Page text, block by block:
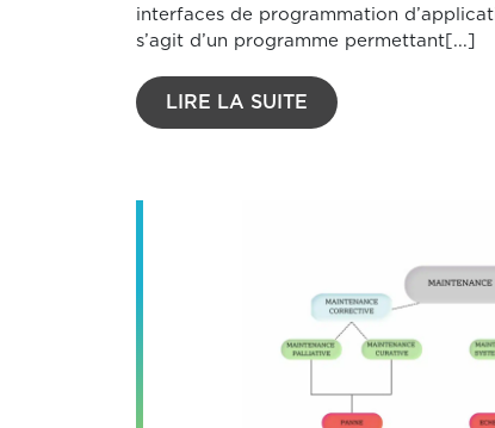
interfaces de programmation
s’agit d’un programme permettant[...]
LIRE LA SUITE